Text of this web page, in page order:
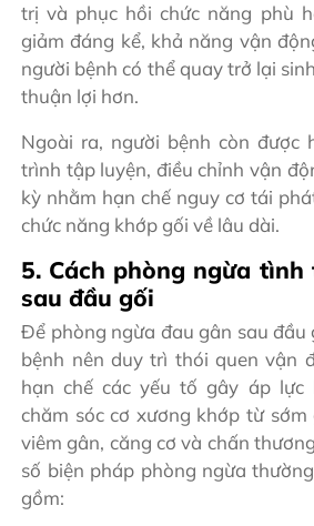
trị và phục hồi chức năng phù
giảm đáng kể, khả năng vận
người bệnh có thể quay trở lại
thuận lợi hơn.
Ngoài ra, người bệnh còn được
trình tập luyện, điều chỉnh vận
kỳ nhằm hạn chế nguy cơ tái
chức năng khớp gối về lâu dài.
5. Cách phòng ngừa
sau đầu gối
Để phòng ngừa đau gân sau đầu
bệnh nên duy trì thói quen vận
hạn chế các yếu tố gây áp lực
chăm sóc cơ xương khớp từ
viêm gân, căng cơ và chấn
số biện pháp phòng ngừa
gồm: